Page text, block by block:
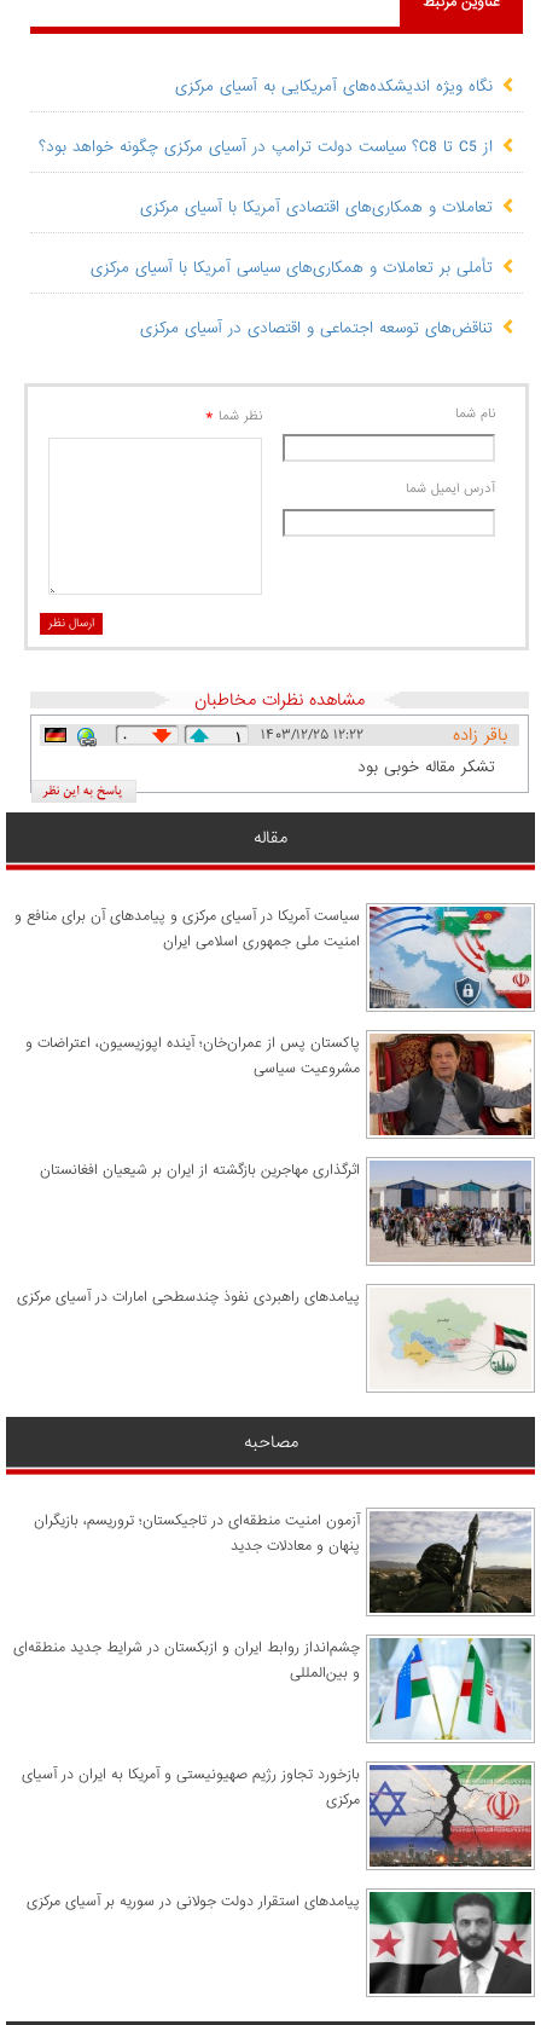
نگاه ویژه اندیشکده‌های آمریکایی به آسیای مرکزی
از C5 تا C8؟ سیاست دولت ترامپ در آسیای مرکزی چگونه خواهد بود؟
تعاملات و همکاری‌های اقتصادی آمریکا با آسیای مرکزی
تأملی بر تعاملات و همکاری‌های سیاسی آمریکا با آسیای مرکزی
تناقض‌های توسعه اجتماعی و اقتصادی در آسیای مرکزی
نام شما
آدرس ايميل شما
نظر شما *
ارسال نظر
مشاهده نظرات مخاطبان
باقر زاده
۱ ۰ ۱۴۰۳/۱۲/۲۵ ۱۲:۲۲
تشکر مقاله خوبی بود
مقاله
سیاست آمریکا در آسیای مرکزی و پیامدهای آن برای منافع و
امنیت ملی جمهوری اسلامی ایران
پاکستان پس از عمران‌خان؛ آینده اپوزیسیون، اعتراضات و
مشروعیت سیاسی
اثرگذاری مهاجرین بازگشته از ایران بر شیعیان افغانستان
پیامدهای راهبردی نفوذ چندسطحی امارات در آسیای مرکزی
مصاحبه
آزمون امنیت منطقه‌ای در تاجیکستان؛ تروریسم، بازیگران
پنهان و معادلات جدید
چشم‌انداز روابط ایران و ازبکستان در شرایط جدید منطقه‌ای
و بین‌المللی
​بازخورد تجاوز رژیم صهیونیستی و آمریکا به ایران در آسیای
مرکزی
پیامدهای استقرار دولت جولانی در سوریه بر آسیای مرکزی